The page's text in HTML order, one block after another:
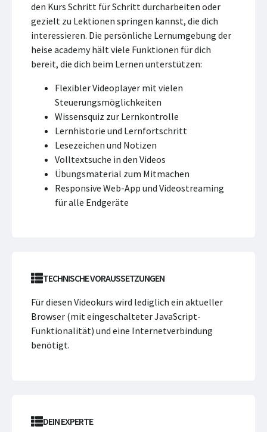
den Kurs Schritt für Schritt durcharbeiten oder
gezielt zu Lektionen springen kannst, die dich
interessieren. Die persönliche Lernumgebung der
heise academy hält viele Funktionen für dich
bereit, die dich beim Lernen unterstützen:
Flexibler Videoplayer mit vielen
Steuerungsmöglichkeiten
Wissensquiz zur Lernkontrolle
Lernhistorie und Lernfortschritt
Lesezeichen und Notizen
Volltextsuche in den Videos
Übungsmaterial zum Mitmachen
Responsive Web-App und Videostreaming
für alle Endgeräte
TECHNISCHE VORAUSSETZUNGEN
Für diesen Videokurs wird lediglich ein aktueller
Browser (mit eingeschalteter JavaScript-
Funktionalität) und eine Internetverbindung
benötigt.
DEIN EXPERTE